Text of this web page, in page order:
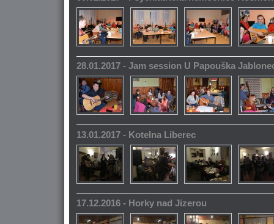
28.01.2017 - Jam session U Papouška
13.01.2017 - Kotelna Liberec
17.12.2016 - Horky nad Jizerou